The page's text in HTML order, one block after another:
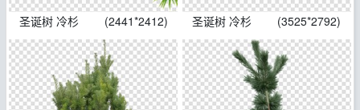
圣诞树 冷杉 (2441*2412) 圣诞树 冷杉 (3525*2792)